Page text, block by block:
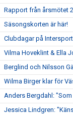
Rapport från årsmötet
Säsongskorten är här!
Clubdagar på
Vilma Hoveklint & Ella
Berglind och Nilsson
Wilma Birger klar för
Anders Bergdahl:
Jessica Lindgren: